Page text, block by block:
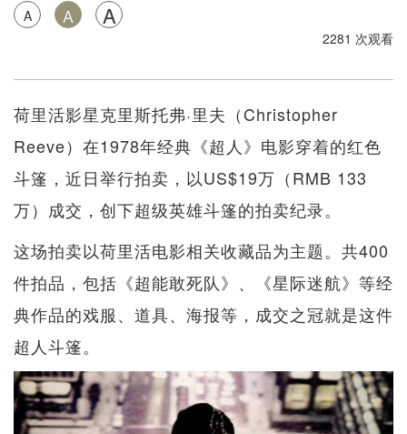
A A A
2281 次观看
荷里活影星克里斯托弗·里夫（Christopher
Reeve）在1978年经典《超人》电影穿着的红色
斗篷，近日举行拍卖，以US$19万（RMB 133
万）成交，创下超级英雄斗篷的拍卖纪录。
这场拍卖以荷里活电影相关收藏品为主题。共400
件拍品，包括《超能敢死队》、《星际迷航》等经
典作品的戏服、道具、海报等，成交之冠就是这件
超人斗篷。